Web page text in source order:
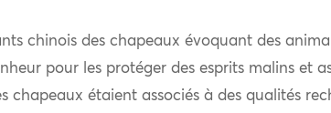
chinois des chapeaux évoquant des
pour les protéger des esprits malins et
chapeaux étaient associés à des qualités